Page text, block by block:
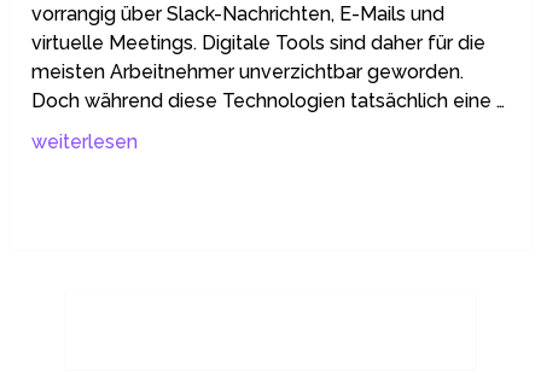
vorrangig über Slack-Nachrichten, E-Mails und
virtuelle Meetings. Digitale Tools sind daher für die
meisten Arbeitnehmer unverzichtbar geworden.
Doch während diese Technologien tatsächlich eine …
weiterlesen